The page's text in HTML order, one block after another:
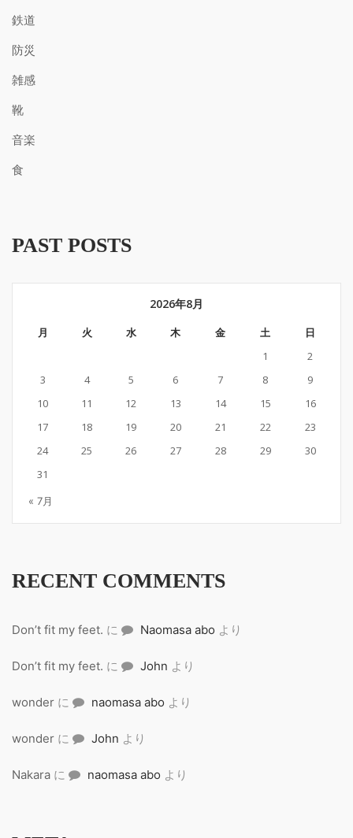
鉄道
防災
雑感
靴
音楽
食
PAST POSTS
2026年8月
月 火 水 木 金 土
日
1
2
3
4 5 6 7 8
9
10
11 12 13 14 15
16
17
18 19 20 21 22
23
24
25 26 27 28 29
30
31
« 7月
RECENT COMMENTS
Don’t fit my feet. に Naomasa abo より
Don’t fit my feet. に John より
wonder に naomasa abo より
wonder に John より
Nakara に naomasa abo より